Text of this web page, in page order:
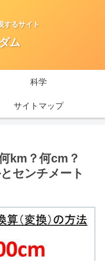
するサイト
ム
科学
サイトマップ
km？何cm？
センチメート